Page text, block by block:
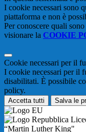
I cookie necessari sono
piattaforma e non è
Per conoscere quali
visionare la COOKIE
Cookie necessari per il
I cookie necessari per il
disabilitati. È possibile
policy.
Accetta tutti Salva le
“Martin Luther King"